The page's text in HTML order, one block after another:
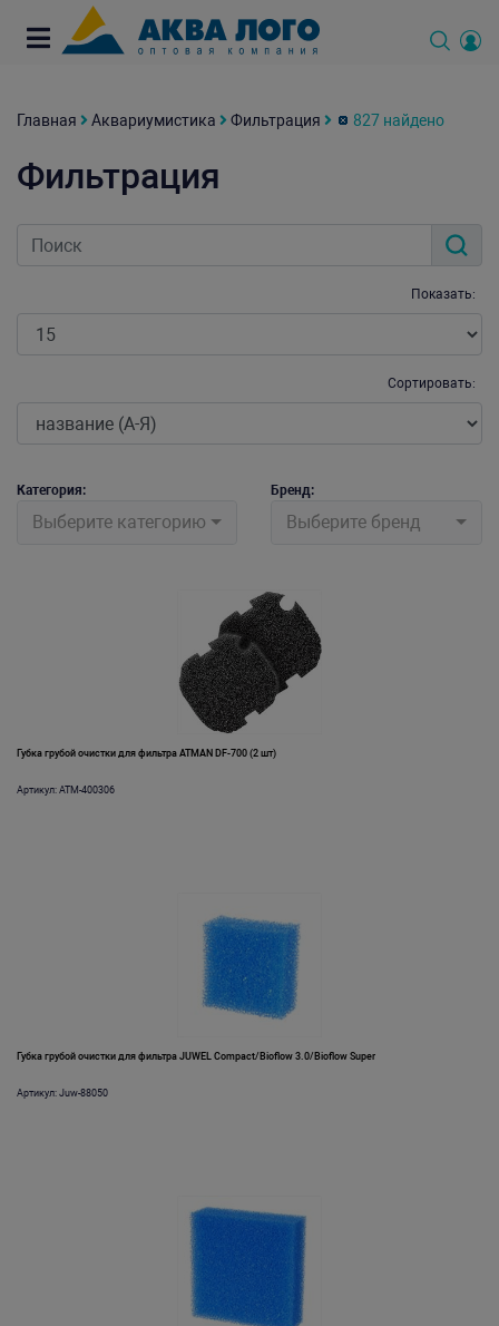
Главная Аквариумистика Фильтрация 827 найдено
Фильтрация
Показать:
Сортировать:
Категория:
Выберите категорию
Бренд:
Выберите бренд
Губка грубой очистки для фильтра ATMAN DF-700 (2 шт)
Артикул: ATM-400306
Губка грубой очистки для фильтра JUWEL Compact/Bioflow 3.0/Bioflow Super
Артикул: Juw-88050